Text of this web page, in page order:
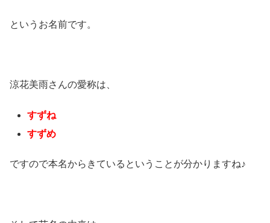
というお名前です。
涼花美雨さんの愛称は、
すずね
すずめ
ですので本名からきているということが分かりますね♪